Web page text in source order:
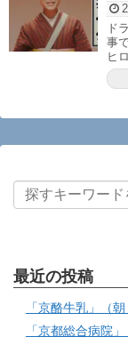
ド
事
ヒ
最近の投稿
「京酪牛乳」（
「京都総合病院